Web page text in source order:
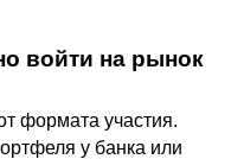
войти на рынок
формата участия.
у банка или